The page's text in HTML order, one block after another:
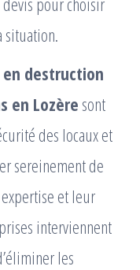
situation.
destruction
en Lozère sont
des locaux et
sereinement de
et leur
interviennent
les